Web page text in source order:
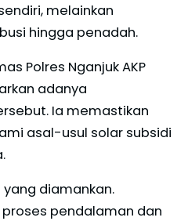
melainkan
hingga penadah.
Polres Nganjuk AKP
adanya
Ia memastikan
asal-usul solar subsidi
diamankan.
pendalaman dan